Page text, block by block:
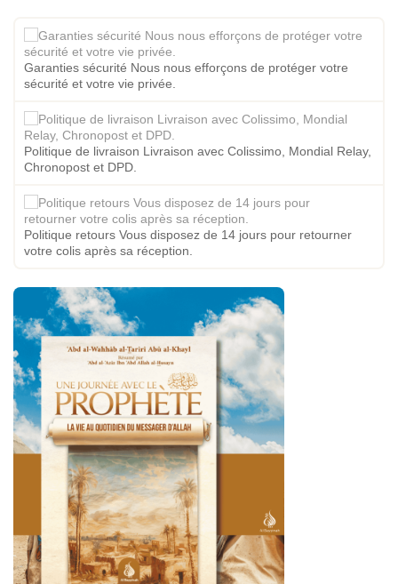
Garanties sécurité Nous nous efforçons de protéger votre
sécurité et votre vie privée.
Politique de livraison Livraison avec Colissimo, Mondial Relay,
Chronopost et DPD.
Politique retours Vous disposez de 14 jours pour retourner
votre colis après sa réception.